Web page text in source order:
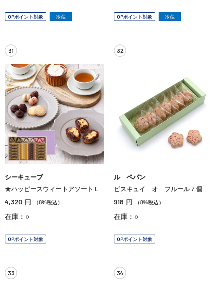
OPポイント対象 冷蔵 OPポイント対象 冷蔵
31
シーキューブ
★ハッピースウィートアソートＬ
4,320 円 （8%税込）
在庫：○
OPポイント対象
32
ル ペパン
ビスキュイ オ フルール７個
918 円 （8%税込）
在庫：○
OPポイント対象
33 34